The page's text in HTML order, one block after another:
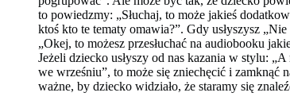
to powiedzmy: „Słuchaj, to może jakieś
ktoś kto te tematy omawia?”. Gdy usłyszysz
„Okej, to możesz przesłuchać na audiobooku
Jeżeli dziecko usłyszy od nas kazania w stylu:
we wrześniu”, to może się zniechęcić i zamknąć
ważne, by dziecko widziało, że staramy się